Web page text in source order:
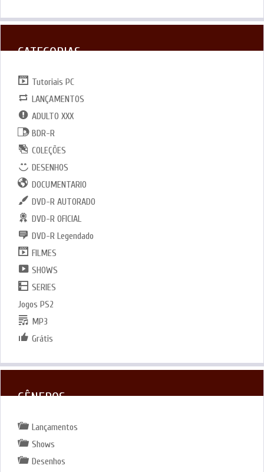
CATEGORIAS
Tutoriais PC
LANÇAMENTOS
ADULTO XXX
BDR-R
COLEÇÕES
DESENHOS
DOCUMENTARIO
DVD-R AUTORADO
DVD-R OFICIAL
DVD-R Legendado
FILMES
SHOWS
SERIES
Jogos PS2
MP3
Grátis
GÊNEROS
Lançamentos
Shows
Desenhos